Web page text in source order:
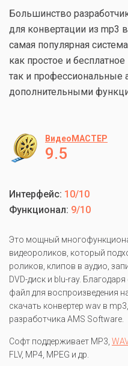
Большинство
для конвертации из mp3
самая популярная
как простое и
так и профессиональные
дополнительными
ВидеоМАСТЕР
9.5
Интерфейс: 10/10
Функционал: 9/10
Это мощный
видеороликов, который
роликов, клипов в аудио,
DVD-диск и blu-ray.
файл для воспроизведения
скачать конвертер wav в
разработчика AMS Software.
Софт поддерживает MP3, WAV
FLV, MP4, MPEG и др.